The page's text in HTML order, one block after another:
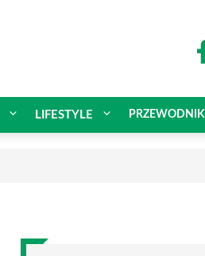
LIFESTYLE PRZEWODNIK